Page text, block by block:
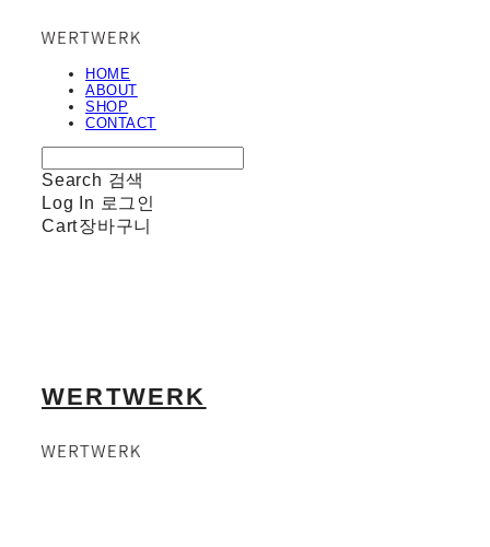
HOME
ABOUT
SHOP
CONTACT
Search 검색
Log In 로그인
Cart장바구니
WERTWERK